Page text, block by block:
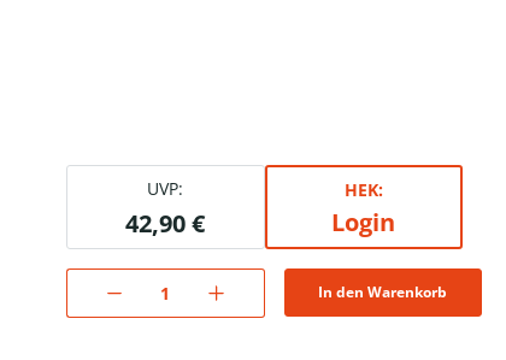
UVP:
42,90 €
HEK:
Login
In den Warenkorb